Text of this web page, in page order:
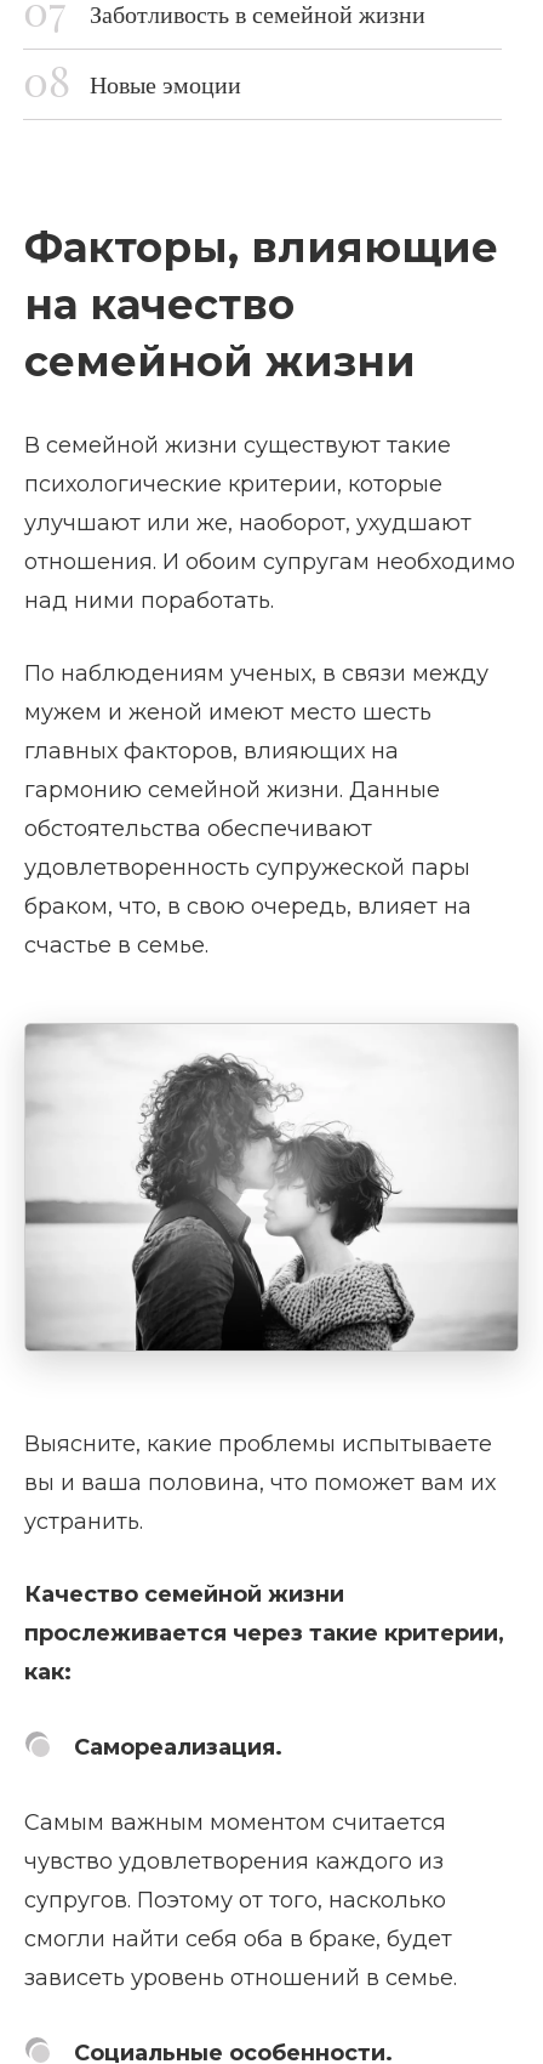
Заботливость в семейной жизни
Новые эмоции
Факторы, влияющие
на качество
семейной жизни
В семейной жизни существуют такие
психологические критерии, которые
улучшают или же, наоборот, ухудшают
отношения. И обоим супругам необходимо
над ними поработать.
По наблюдениям ученых, в связи между
мужем и женой имеют место шесть
главных факторов, влияющих на
гармонию семейной жизни. Данные
обстоятельства обеспечивают
удовлетворенность супружеской пары
браком, что, в свою очередь, влияет на
счастье в семье.
Выясните, какие проблемы испытываете
вы и ваша половина, что поможет вам их
устранить.
Качество семейной жизни
прослеживается через такие критерии,
как:
Самореализация.
Самым важным моментом считается
чувство удовлетворения каждого из
супругов. Поэтому от того, насколько
смогли найти себя оба в браке, будет
зависеть уровень отношений в семье.
Социальные особенности.